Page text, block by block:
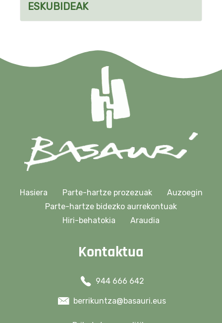
ESKUBIDEAK
Hasiera Parte-hartze prozezuak
Auzoegin
Parte-hartze bidezko aurrekontuak
Hiri-behatokia
Araudia
Kontaktua
944 666 642
berrikuntza@basauri.eus